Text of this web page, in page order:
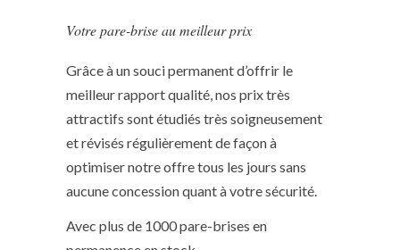
Votre pare-brise au meilleur prix
Grâce à un souci permanent d’offrir le
meilleur rapport qualité, nos prix très
attractifs sont étudiés très soigneusement
et révisés régulièrement de façon à
optimiser notre offre tous les jours sans
aucune concession quant à votre sécurité.
Avec plus de 1000 pare-brises en